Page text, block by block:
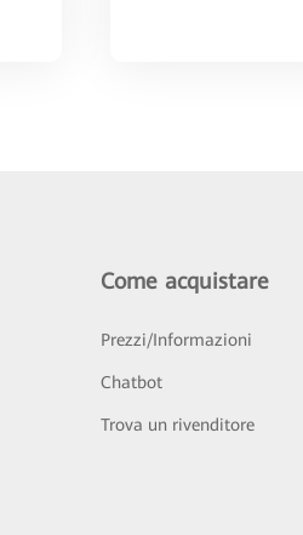
Come acquistare
Prezzi/Informazioni
Chatbot
Trova un rivenditore